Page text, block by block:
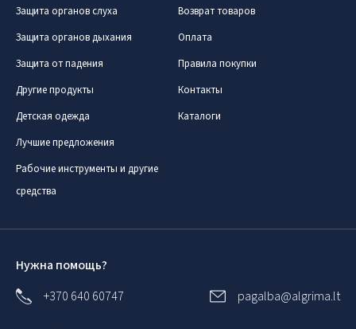
Защита органов слуха
Защита органов дыхания
Защита от падения
Другие продукты
Детская одежда
Лучшие предложения
Рабочие инструменты и другие
средства
Возврат товаров
Оплата
Правила покупки
Контакты
Каталоги
Нужна помощь?
+370 640 60747
pagalba@algrima.lt